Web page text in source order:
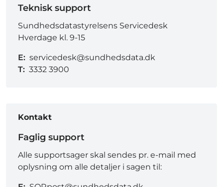
Teknisk support
Sundhedsdatastyrelsens Servicedesk
Hverdage kl. 9-15
E: servicedesk@sundhedsdata.dk
T: 3332 3900
Kontakt
Faglig support
Alle supportsager skal sendes pr. e-mail med
oplysning om alle detaljer i sagen til: